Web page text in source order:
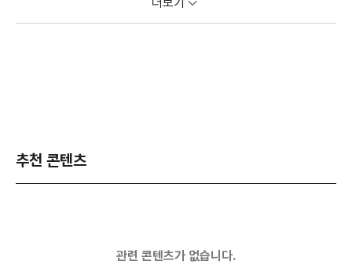
추천 콘텐츠
관련 콘텐츠가 없습니다.